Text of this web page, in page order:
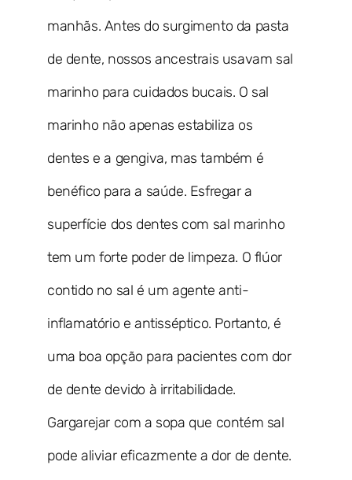
manhãs. Antes do surgimento da pasta
de dente, nossos ancestrais usavam sal
marinho para cuidados bucais. O sal
marinho não apenas estabiliza os
dentes e a gengiva, mas também é
benéfico para a saúde. Esfregar a
superfície dos dentes com sal marinho
tem um forte poder de limpeza. O flúor
contido no sal é um agente anti-
inflamatório e antisséptico. Portanto, é
uma boa opção para pacientes com dor
de dente devido à irritabilidade.
Gargarejar com a sopa que contém sal
pode aliviar eficazmente a dor de dente.